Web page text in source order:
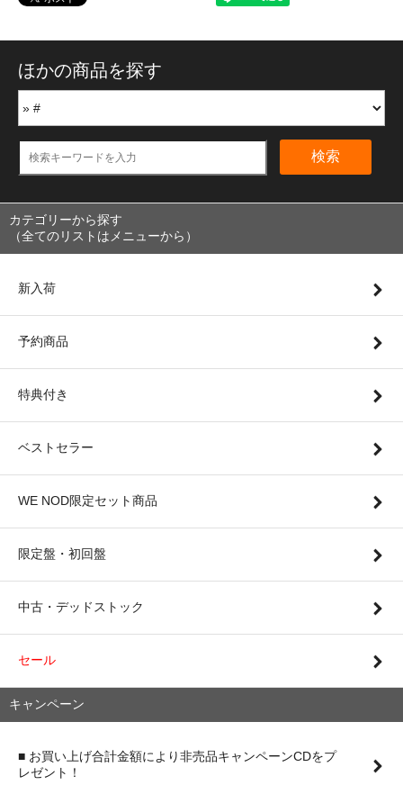
ほかの商品を探す
検索
カテゴリーから探す
（全てのリストはメニューから）
新入荷
予約商品
特典付き
ベストセラー
WE NOD限定セット商品
限定盤・初回盤
中古・デッドストック
セール
キャンペーン
■ お買い上げ合計金額により非売品キャンペーンCDをプ
レゼント！